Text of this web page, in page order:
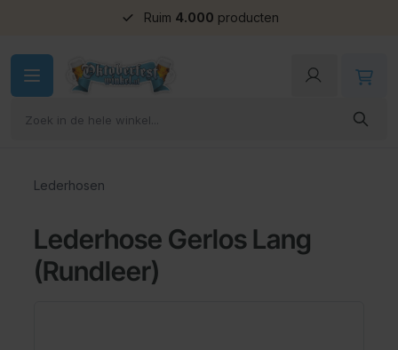
Ruim 4.000 producten
Lederhosen
Lederhose Gerlos Lang
(Rundleer)